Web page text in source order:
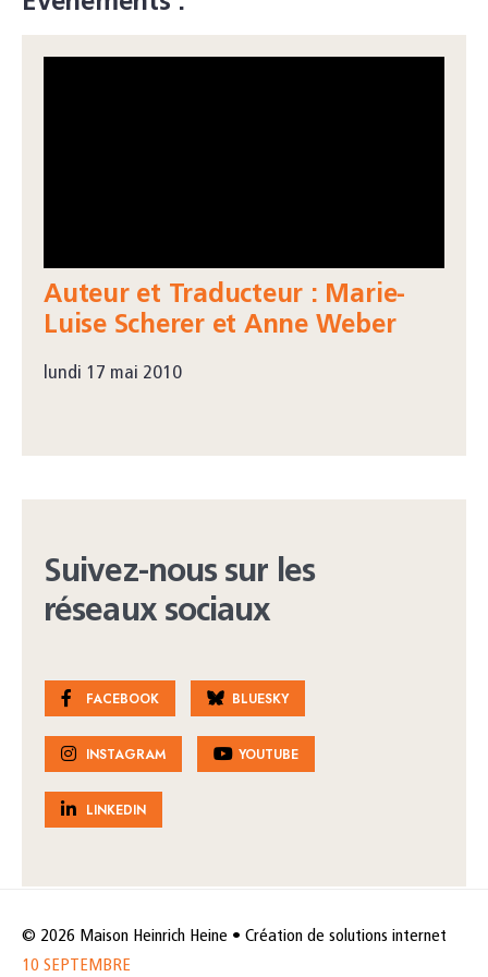
Auteur et Traducteur : Marie-
Luise Scherer et Anne Weber
lundi 17 mai 2010
Suivez-nous sur les
réseaux sociaux
FACEBOOK BLUESKY
INSTAGRAM YOUTUBE
LINKEDIN
© 2026 Maison Heinrich Heine • Création de solutions internet
10 SEPTEMBRE